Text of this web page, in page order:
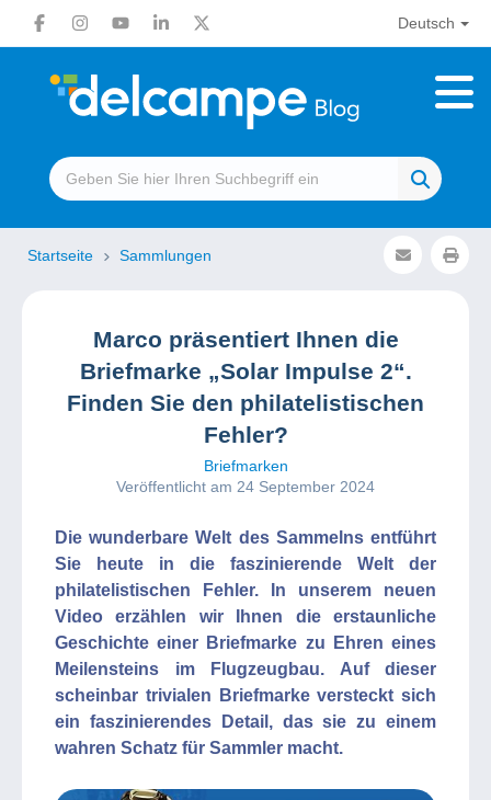
Deutsch
Startseite Sammlungen
Marco präsentiert Ihnen die
Briefmarke „Solar Impulse 2“.
Finden Sie den philatelistischen
Fehler?
Briefmarken
Veröffentlicht am 24 September 2024
Die wunderbare Welt des Sammelns entführt
Sie heute in die faszinierende Welt der
philatelistischen Fehler. In unserem neuen
Video erzählen wir Ihnen die erstaunliche
Geschichte einer Briefmarke zu Ehren eines
Meilensteins im Flugzeugbau. Auf dieser
scheinbar trivialen Briefmarke versteckt sich
ein faszinierendes Detail, das sie zu einem
wahren Schatz für Sammler macht.